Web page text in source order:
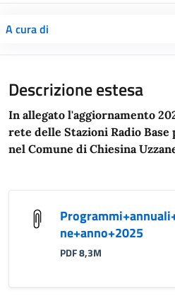
A cura di
Descrizione estesa
In allegato l'aggiornamento
rete delle Stazioni Radio
nel Comune di Chiesina
ne+anno+2025
PDF 8,3M